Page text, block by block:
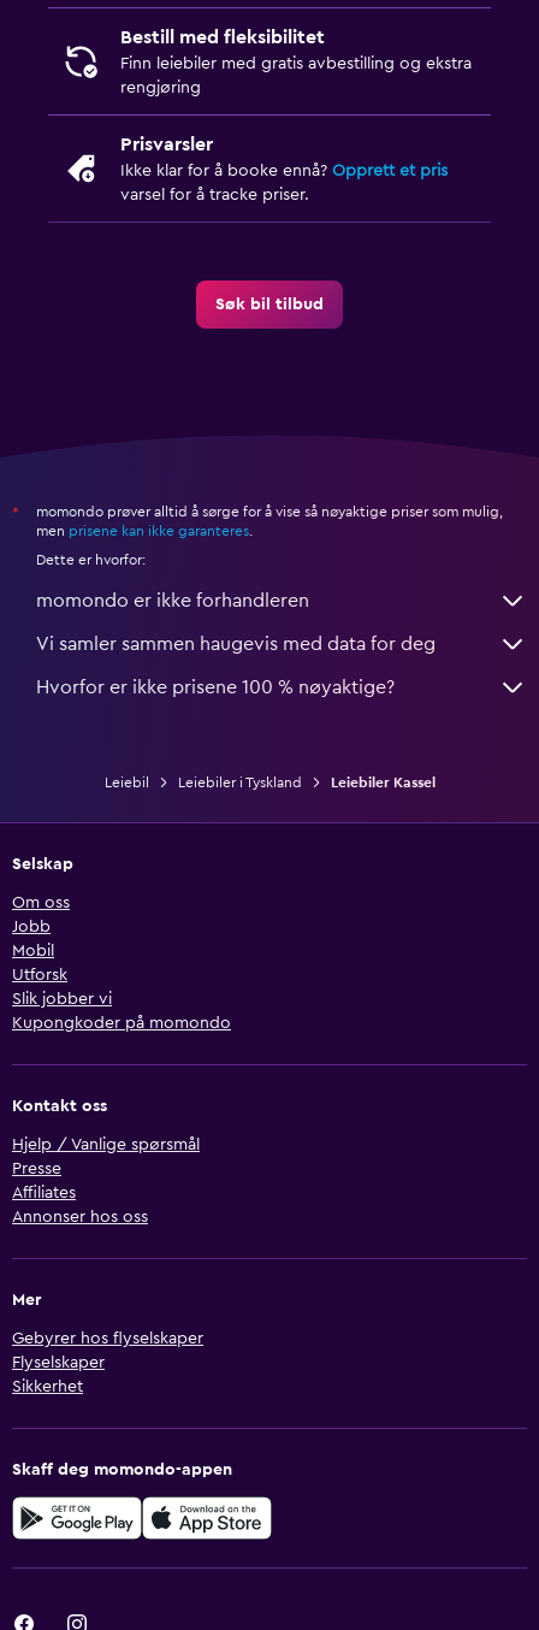
Bestill med fleksibilitet
Finn leiebiler med gratis avbestilling og ekstra
rengjøring
Prisvarsler
Ikke klar for å booke ennå? Opprett et pris
varsel for å tracke priser.
Søk bil tilbud
*
momondo prøver alltid å sørge for å vise så nøyaktige priser som mulig,
men prisene kan ikke garanteres.
Dette er hvorfor:
momondo er ikke forhandleren
Vi samler sammen haugevis med data for deg
Hvorfor er ikke prisene 100 % nøyaktige?
Leiebil Leiebiler i Tyskland Leiebiler Kassel
Selskap
Om oss
Jobb
Mobil
Utforsk
Slik jobber vi
Kupongkoder på momondo
Kontakt oss
Hjelp / Vanlige spørsmål
Presse
Affiliates
Annonser hos oss
Mer
Gebyrer hos flyselskaper
Flyselskaper
Sikkerhet
Skaff deg momondo-appen